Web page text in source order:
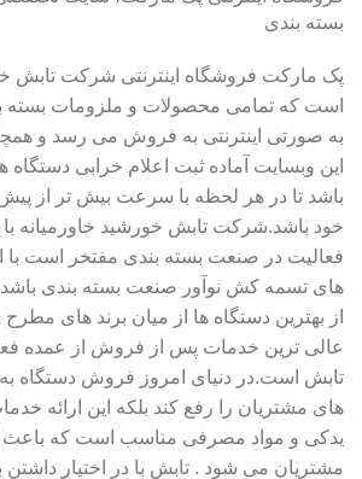
بسته بندی
پک مارکت فروشگاه اینترنتی شرکت تابش
است که تمامی محصولات و ملزومات
به صورتی اینترنتی به فروش می رسد و
این وبسایت آماده ثبت اعلام خرابی
باشد تا در هر لحظه با سرعت بیش تر از
خود باشد.شرکت تابش خورشید خاورمیانه
فعالیت در صنعت بسته بندی مفتخر است با
های تسمه کش نوآور صنعت بسته بندی
از بهترین دستگاه ها از میان برند های مطرح
عالی ترین خدمات پس از فروش از عمده
تابش است.در دنیای امروز فروش دستگاه به
های مشتریان را رفع کند بلکه این ارائه
یدکی و مواد مصرفی مناسب است که باعث
مشتریان می شود . تابش با در اختیار